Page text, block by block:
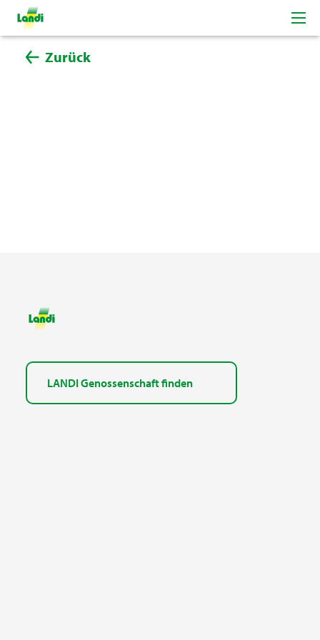
Zurück
LANDI Genossenschaft finden